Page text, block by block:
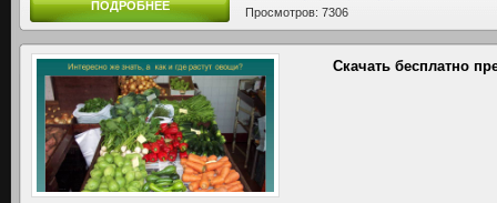
ПОДРОБНЕЕ
Просмотров: 7306
Скачать бесплатно